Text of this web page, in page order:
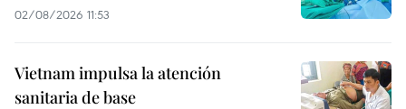
02/08/2026 11:53
Vietnam impulsa la atención
sanitaria de base